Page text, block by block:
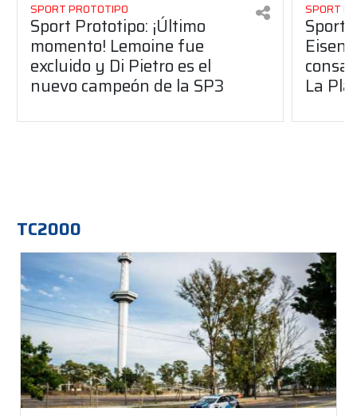
SPORT PROTOTIPO
Sport Prototipo: ¡Último
momento! Lemoine fue
excluido y Di Pietro es el
nuevo campeón de la SP3
SPORT
Sport
La
TC2000